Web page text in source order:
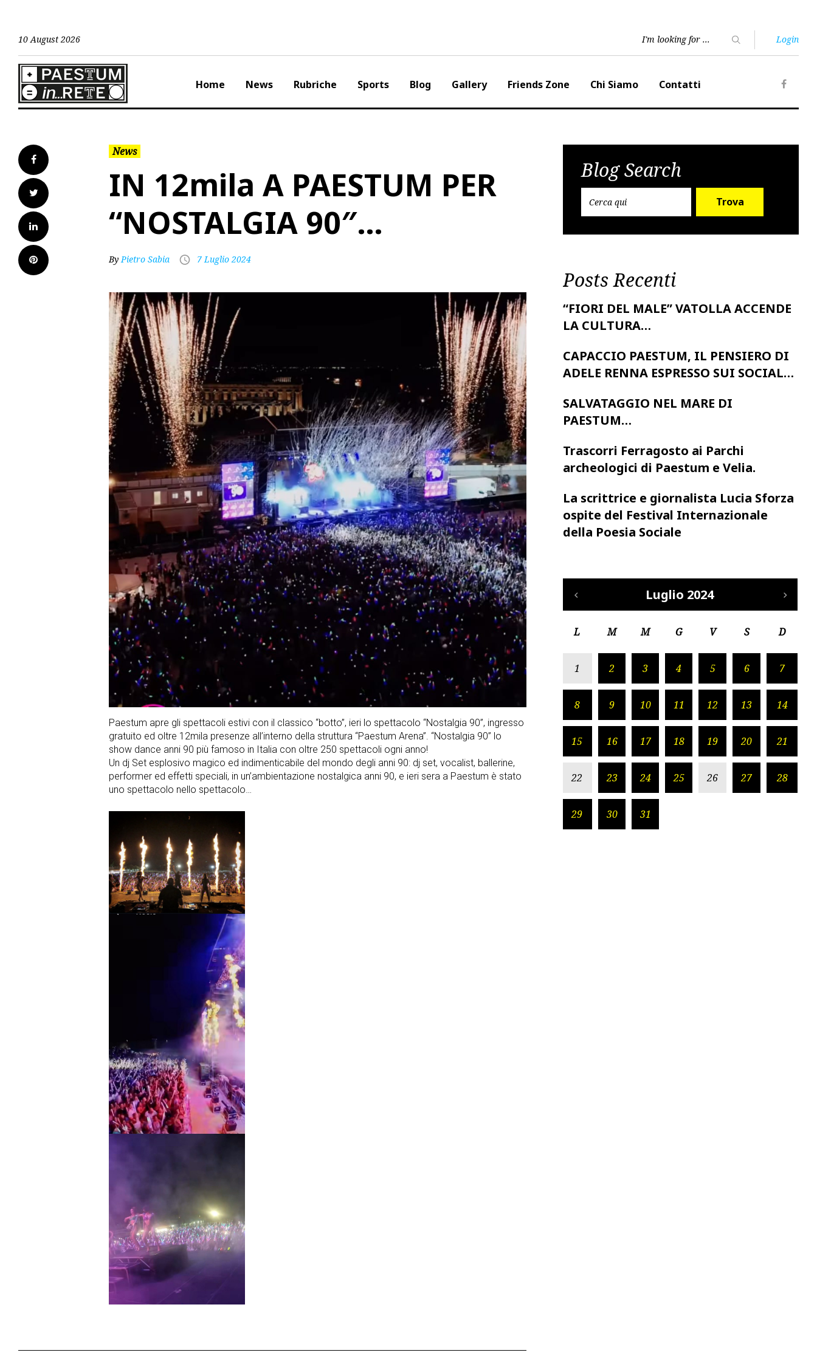
10 August 2026 Login
Home News Rubriche Sports Blog Gallery Friends Zone Chi Siamo
Contatti
Facebook
Twitter
LinkedIn
Pinterest
News
IN 12mila A PAESTUM PER
“NOSTALGIA 90″…
ByPietro Sabia 7 Luglio 2024
Paestum apre gli spettacoli estivi con il classico “botto”, ieri lo spettacolo “Nostalgia 90”, ingresso
gratuito ed oltre 12mila presenze all’interno della struttura “Paestum Arena”. “Nostalgia 90” lo
show dance anni 90 più famoso in Italia con oltre 250 spettacoli ogni anno!
Un dj Set esplosivo magico ed indimenticabile del mondo degli anni 90: dj set, vocalist, ballerine,
performer ed effetti speciali, in un’ambientazione nostalgica anni 90, e ieri sera a Paestum è stato
uno spettacolo nello spettacolo…
Blog Search
Trova
Posts Recenti
“FIORI DEL MALE” VATOLLA ACCENDE
LA CULTURA…
CAPACCIO PAESTUM, IL PENSIERO DI
ADELE RENNA ESPRESSO SUI SOCIAL…
SALVATAGGIO NEL MARE DI
PAESTUM…
Trascorri Ferragosto ai Parchi
archeologici di Paestum e Velia.
La scrittrice e giornalista Lucia Sforza
ospite del Festival Internazionale
della Poesia Sociale
Luglio 2024
L M M G V S D
1 2 3 4 5 6 7
8 9 10 11 12 13 14
15 16 17 18 19 20 21
22 23 24 25 26 27 28
29 30 31